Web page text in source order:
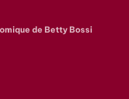
de Betty Bossi